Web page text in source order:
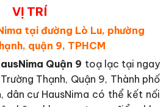
VỊ TRÍ
tại đường Lò Lu, phường
quận 9, TPHCM
Quận 9 toạ lạc tại ngay
Thạnh, Quận 9, Thành phố
dân cư HausNima có thể kết nối